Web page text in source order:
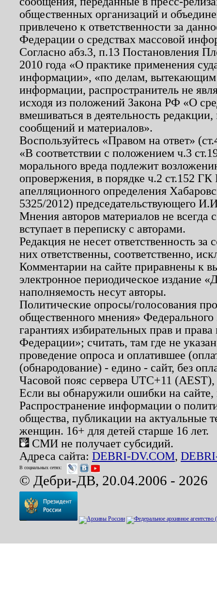
общественных организаций и
привлечено к ответственности за
Федерации о средствах массовой
Согласно абз.3, п.13 Постановления
2010 года «О практике применения
информации», «по делам, вытекающим
информации, распространитель не
исходя из положений Закона РФ «О
вмешиваться в деятельность
сообщений и материалов».
Воспользуйтесь «Правом на ответ»
«В соответствии с положением ч.3
морального вреда подлежит
опровержения, в порядке ч.2 ст.152
апелляционного определения
5325/2012) председательствующего
Мнения авторов материалов не
вступает в переписку с авторами.
Редакция не несет ответственность
них ответственны, соответственно,
Комментарии на сайте приравнены к
электронное периодическое издание
наполняемость несут авторы.
Политические опросы/голосования
общественного мнения»
гарантиях избирательных прав и
Федерации»; считать, там где не
проведение опроса и оплатившее
(обнародование) - едино - сайт, без
Часовой пояс сервера UTC+11
Если вы обнаружили ошибки на
Распространение информации о
общества, публикации на актуальные
женщин. 16+ для детей старше 16 лет.
СМИ не получает субсидий.
Адреса сайта: DEBRI-DV.COM,
В социальных сетях:
© Дебри-ДВ, 20.04.2006 - 2026